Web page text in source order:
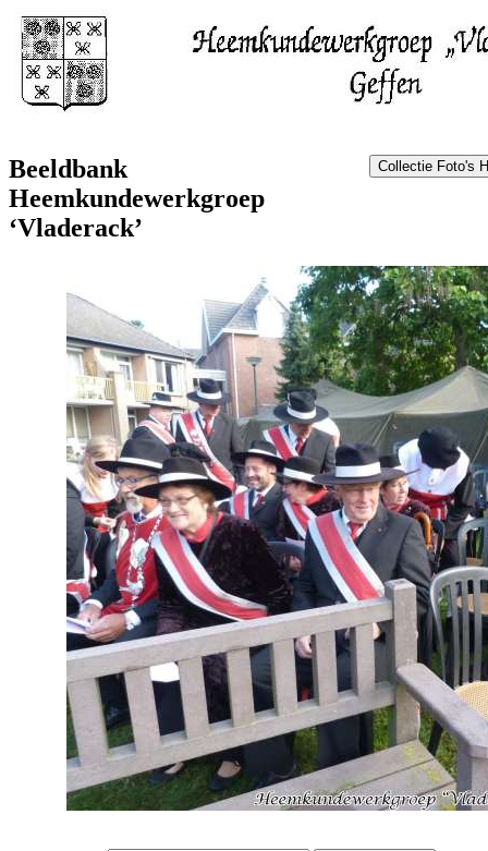
Beeldbank
Heemkundewerkgroep
‘Vladerack’